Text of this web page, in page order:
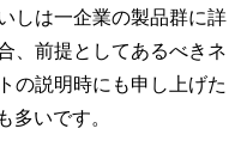
しは一企業の製品群に詳
、前提としてあるべきネ
の説明時にも申し上げた
いです。